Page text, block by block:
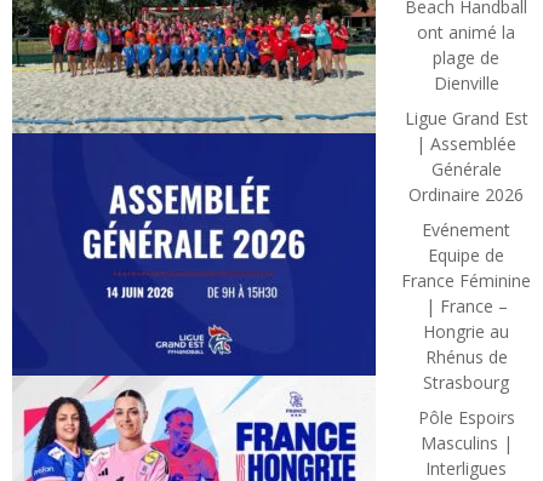
Beach Handball
ont animé la
plage de
Dienville
Ligue Grand Est
| Assemblée
Générale
Ordinaire 2026
Evénement
Equipe de
France Féminine
| France –
Hongrie au
Rhénus de
Strasbourg
Pôle Espoirs
Masculins |
Interligues